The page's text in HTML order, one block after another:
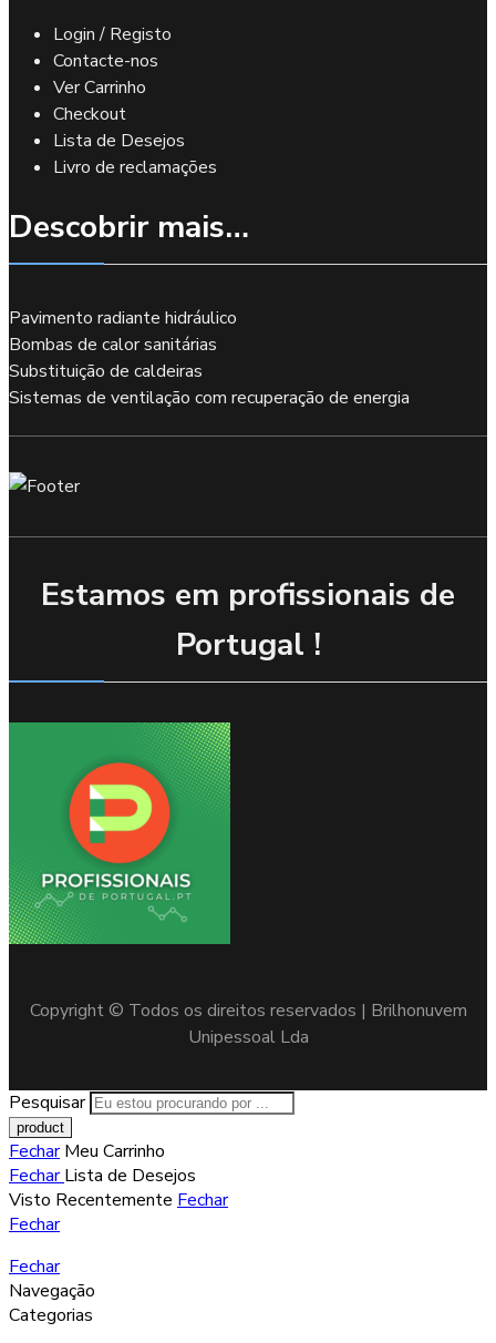
Login / Registo
Contacte-nos
Ver Carrinho
Checkout
Lista de Desejos
Livro de reclamações
Descobrir mais…
Pavimento radiante hidráulico
Bombas de calor sanitárias
Substituição de caldeiras
Sistemas de ventilação com recuperação de energia
Estamos em profissionais de
Portugal !
Copyright © Todos os direitos reservados | Brilhonuvem
Unipessoal Lda
Pesquisar
Fechar Meu Carrinho
FecharLista de Desejos
Visto Recentemente Fechar
Fechar
Fechar
Navegação
Categorias